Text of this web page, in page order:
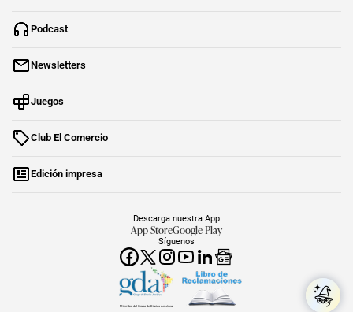
Podcast
Newsletters
Juegos
Club El Comercio
Edición impresa
Síguenos
Descarga nuestra App
App StoreGoogle Play
Miembro del Grupo de Diarios América